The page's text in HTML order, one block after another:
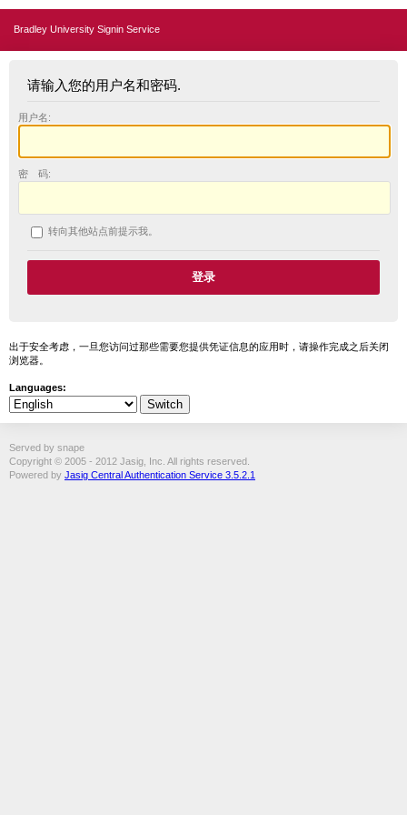
Bradley University Signin Service
请输入您的用户名和密码.
用户名:
密 码:
转向其他站点前提示我。
出于安全考虑，一旦您访问过那些需要您提供凭证信息的应用时，请操作完成之后关闭
浏览器。
Languages:
Served by snape
Copyright © 2005 - 2012 Jasig, Inc. All rights reserved.
Powered by Jasig Central Authentication Service 3.5.2.1